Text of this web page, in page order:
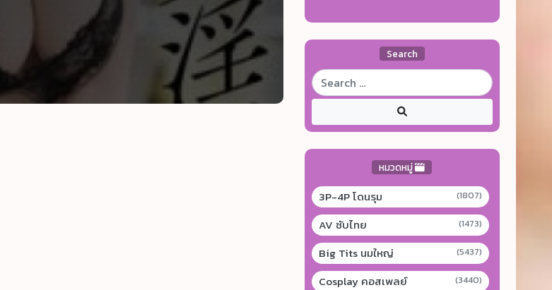
Search
หมวดหมู่
3P-4P โดนรุม (1807)
AV ซับไทย (1473)
Big Tits นมใหญ่ (5437)
Cosplay คอสเพลย์ (3440)